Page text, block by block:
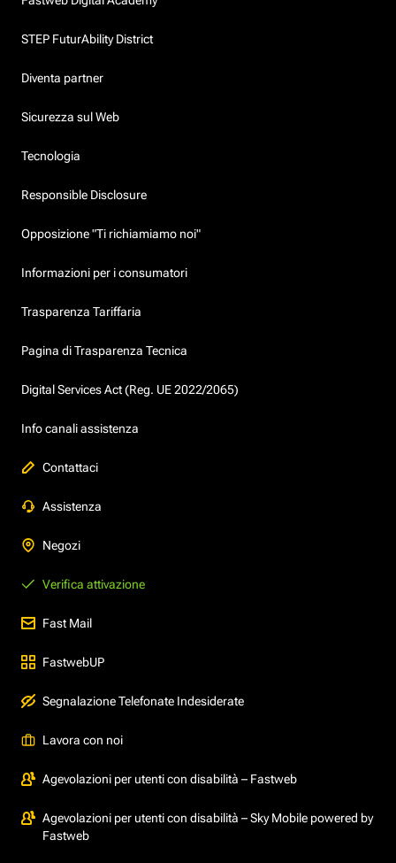
STEP FuturAbility District
Diventa partner
Sicurezza sul Web
Tecnologia
Responsible Disclosure
Opposizione "Ti richiamiamo noi"
Informazioni per i consumatori
Trasparenza Tariffaria
Pagina di Trasparenza Tecnica
Digital Services Act (Reg. UE 2022/2065)
Info canali assistenza
Contattaci
Assistenza
Negozi
Verifica attivazione
Fast Mail
FastwebUP
Segnalazione Telefonate Indesiderate
Lavora con noi
Agevolazioni per utenti con disabilità – Fastweb
Agevolazioni per utenti con disabilità – Sky Mobile powered by
Fastweb